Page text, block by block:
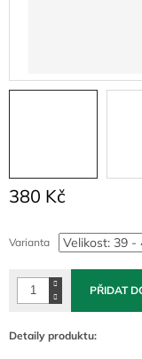
380 Kč
cena:
Varianta
PŘIDAT
Detaily produktu: